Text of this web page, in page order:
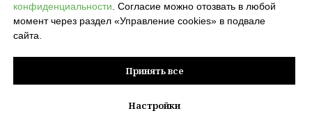
© 2026 POLZA pro
конфиденциальности. Согласие можно отозвать в любой
момент через раздел «Управление cookies» в подвале
сайта.
Принять все
Настройки